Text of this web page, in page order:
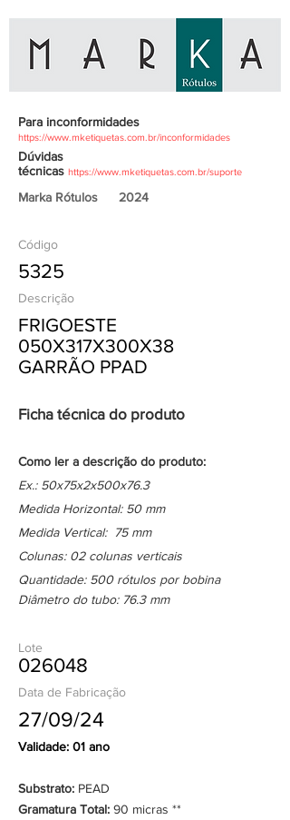
Para inconformidades
https://www.mketiquetas.com.br/inconformidades
Dúvidas
técnicas https://www.mketiquetas.com.br/suporte
Marka Rótulos 2024
Código
5325
Descrição
FRIGOESTE
050X317X300X38
GARRÃO PPAD
Ficha técnica do produto
Como ler a descrição do produto:
Ex.: 50x75x2x500x76.3
Medida Horizontal: 50 mm
Medida Vertical: 75 mm
Colunas: 02 colunas verticais
Quantidade: 500 rótulos por bobina
Diâmetro do tubo: 76.3 mm
Lote
026048
Data de Fabricação
27/09/24
Validade: 01 ano
Substrato: PEAD
Gramatura Total: 90 micras **